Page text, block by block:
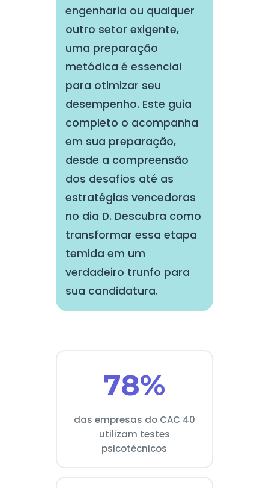
engenharia ou qualquer
outro setor exigente,
uma preparação
metódica é essencial
para otimizar seu
desempenho. Este guia
completo o acompanha
em sua preparação,
desde a compreensão
dos desafios até as
estratégias vencedoras
no dia D. Descubra como
transformar essa etapa
temida em um
verdadeiro trunfo para
sua candidatura.
78%
das empresas do CAC 40
utilizam testes
psicotécnicos